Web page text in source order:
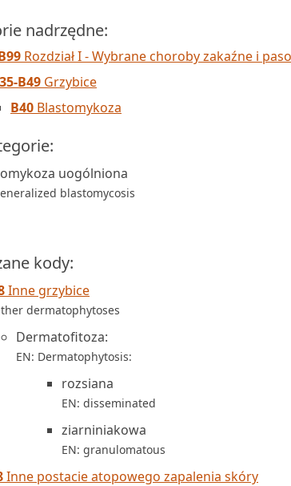
nadrzędne:
Rozdział I - Wybrane choroby zakaźne i
B49 Grzybice
B40 Blastomykoza
uogólniona
blastomycosis
kody:
Inne grzybice
dermatophytoses
Dermatofitoza:
EN: Dermatophytosis:
rozsiana
EN: disseminated
ziarniniakowa
EN: granulomatous
Inne postacie atopowego zapalenia skóry